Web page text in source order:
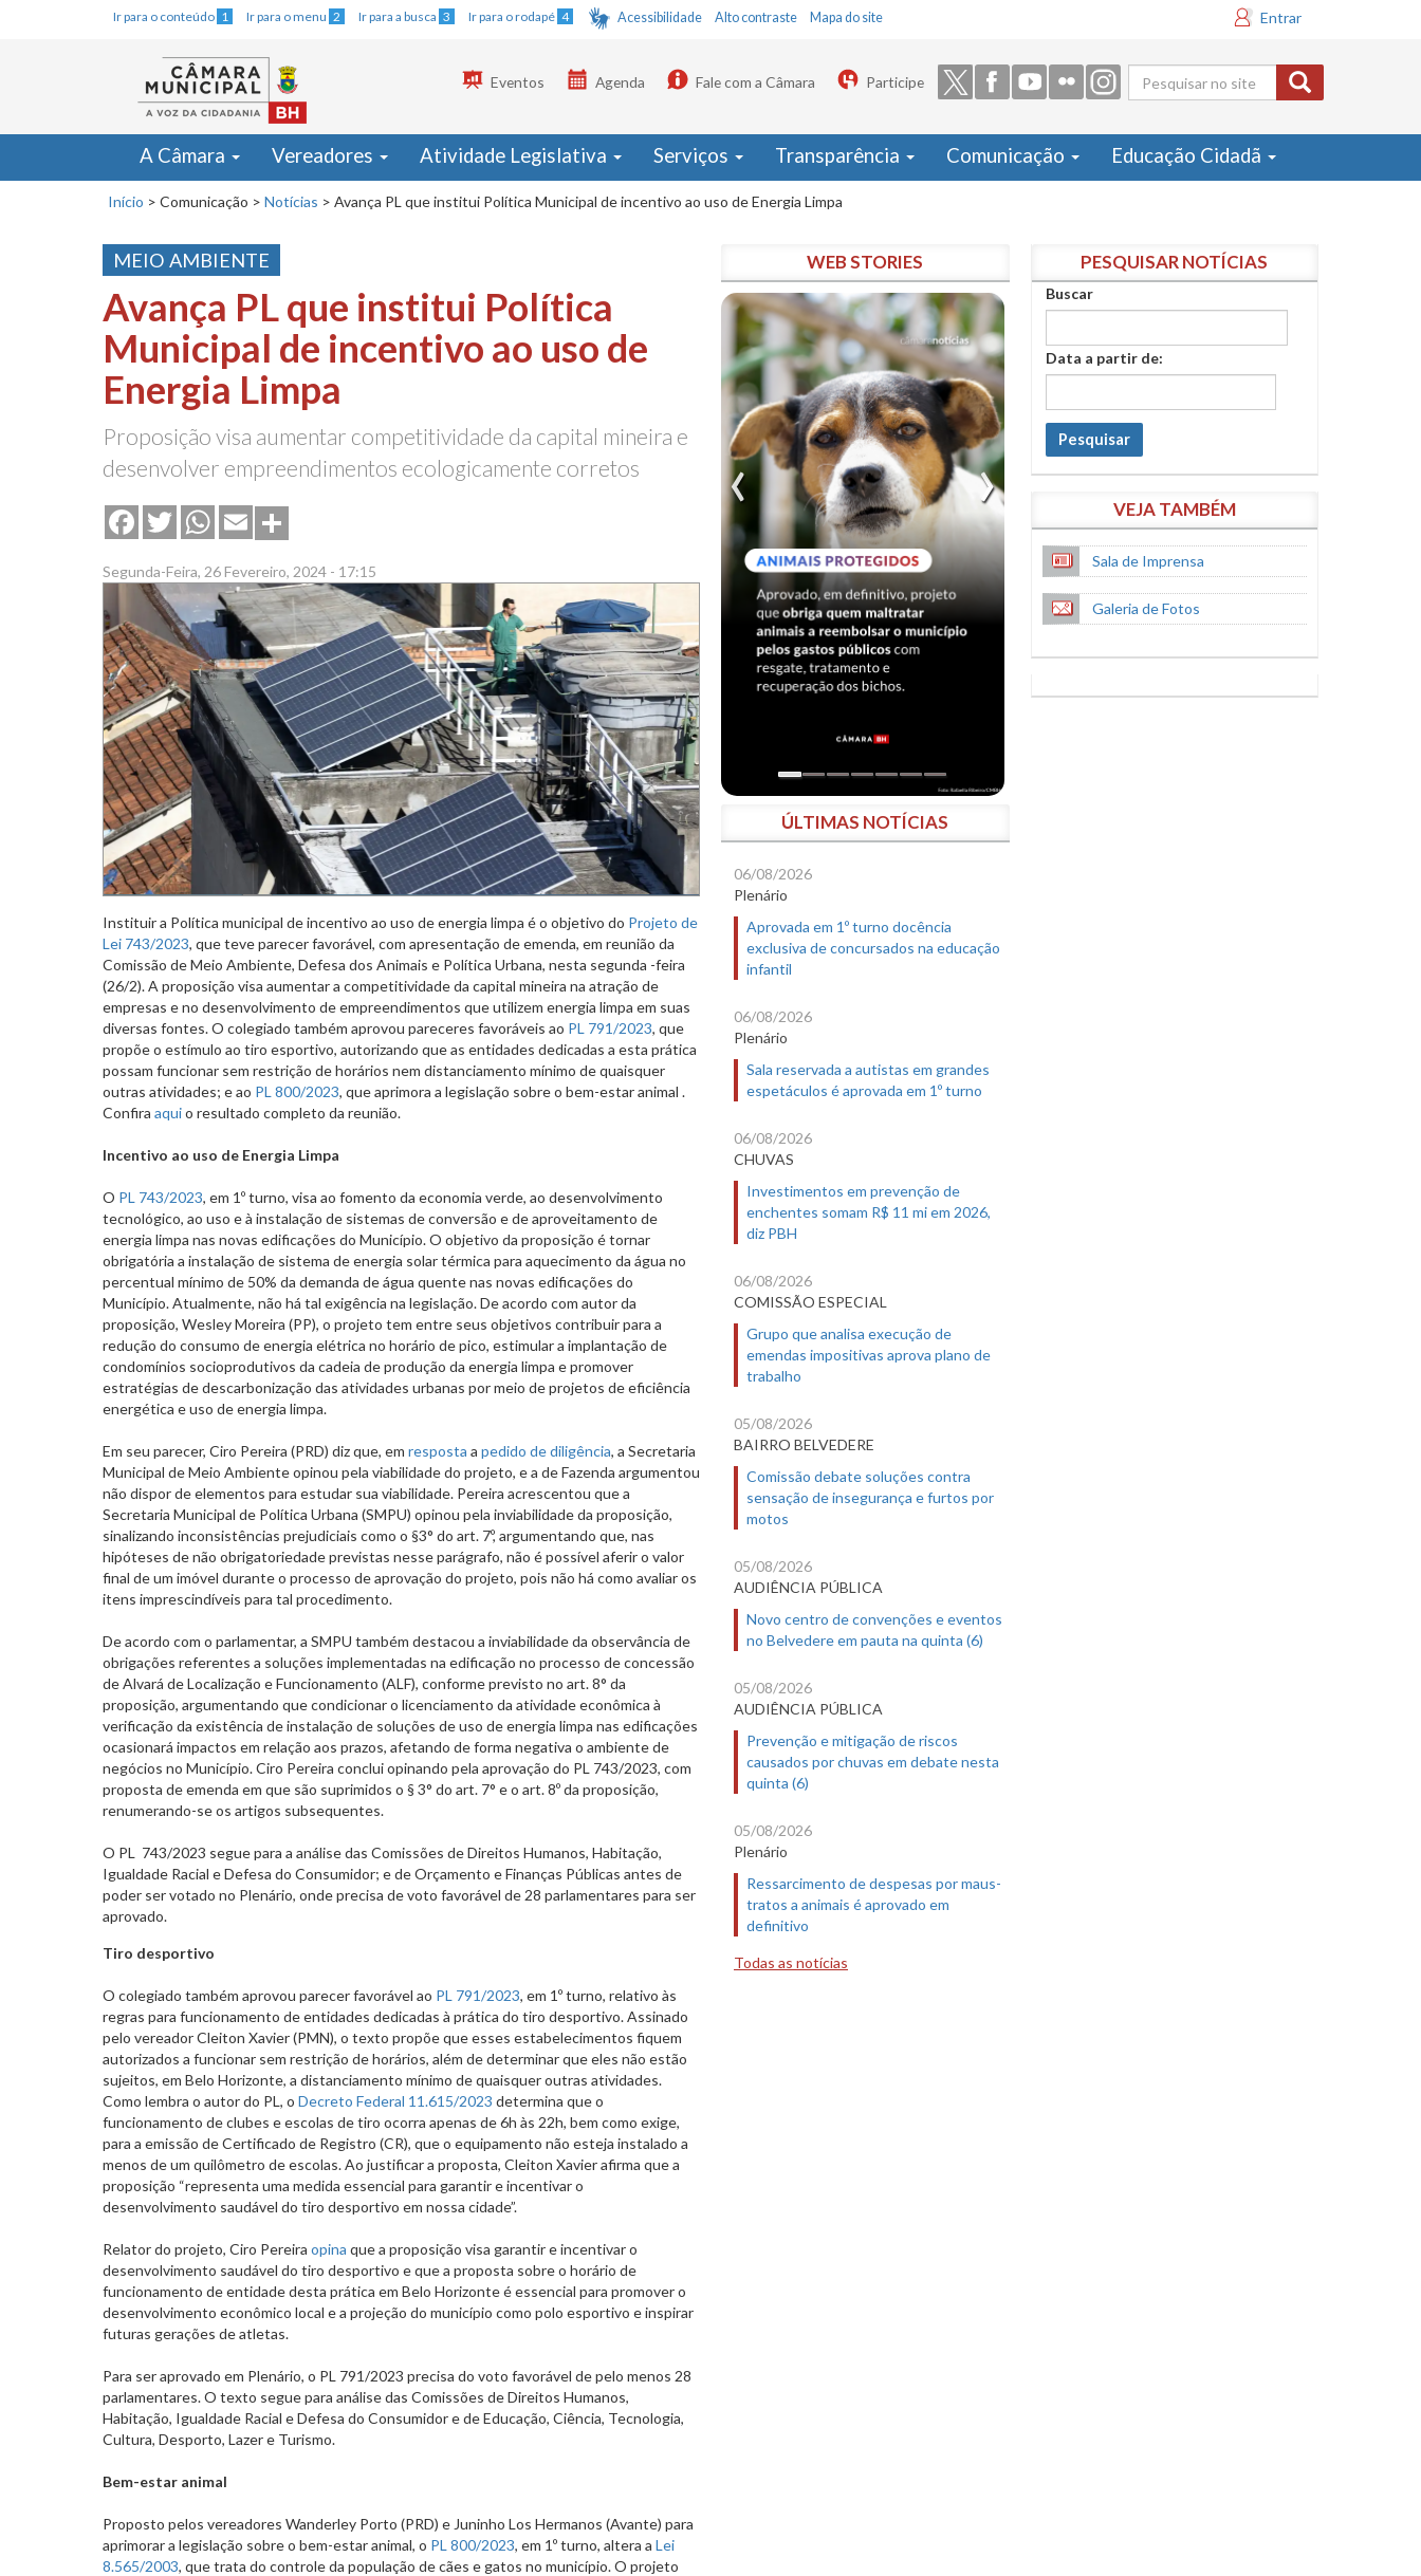
Ir para o conteúdo 1 Ir para o menu 2 Ir para a busca 3 Ir para o rodapé 4 Acessibilidade Alto contraste Mapa do site Entrar
Formulário
de busca
Eventos Agenda Fale com a Câmara Participe
A Câmara Vereadores Atividade Legislativa Serviços Transparência Comunicação Educação Cidadã
Início > Comunicação > Notícias > Avança PL que institui Política Municipal de incentivo ao uso de Energia Limpa
MEIO AMBIENTE
Avança PL que institui Política
Municipal de incentivo ao uso de
Energia Limpa
Proposição visa aumentar competitividade da capital mineira e
desenvolver empreendimentos ecologicamente corretos
FacebookTwitterWhatsApp
Email
Segunda-Feira, 26 Fevereiro, 2024 - 17:15
Instituir a Política municipal de incentivo ao uso de energia limpa é o objetivo do Projeto de
Lei 743/2023, que teve parecer favorável, com apresentação de emenda, em reunião da
Comissão de Meio Ambiente, Defesa dos Animais e Política Urbana, nesta segunda -feira
(26/2). A proposição visa aumentar a competitividade da capital mineira na atração de
empresas e no desenvolvimento de empreendimentos que utilizem energia limpa em suas
diversas fontes. O colegiado também aprovou pareceres favoráveis ao PL 791/2023, que
propõe o estímulo ao tiro esportivo, autorizando que as entidades dedicadas a esta prática
possam funcionar sem restrição de horários nem distanciamento mínimo de quaisquer
outras atividades; e ao PL 800/2023, que aprimora a legislação sobre o bem-estar animal .
Confira aquio resultado completo da reunião.
Incentivo ao uso de Energia Limpa
O PL 743/2023, em 1º turno, visa ao fomento da economia verde, ao desenvolvimento
tecnológico, ao uso e à instalação de sistemas de conversão e de aproveitamento de
energia limpa nas novas edificações do Município. O objetivo da proposição é tornar
obrigatória a instalação de sistema de energia solar térmica para aquecimento da água no
percentual mínimo de 50% da demanda de água quente nas novas edificações do
Município. Atualmente, não há tal exigência na legislação. De acordo com autor da
proposição, Wesley Moreira (PP), o projeto tem entre seus objetivos contribuir para a
redução do consumo de energia elétrica no horário de pico, estimular a implantação de
condomínios socioprodutivos da cadeia de produção da energia limpa e promover
estratégias de descarbonização das atividades urbanas por meio de projetos de eficiência
energética e uso de energia limpa.
Em seu parecer, Ciro Pereira (PRD) diz que, em resposta a pedido de diligência, a Secretaria
Municipal de Meio Ambiente opinou pela viabilidade do projeto, e a de Fazenda argumentou
não dispor de elementos para estudar sua viabilidade. Pereira acrescentou que a
Secretaria Municipal de Política Urbana (SMPU) opinou pela inviabilidade da proposição,
sinalizando inconsistências prejudiciais como o §3° do art. 7º, argumentando que, nas
hipóteses de não obrigatoriedade previstas nesse parágrafo, não é possível aferir o valor
final de um imóvel durante o processo de aprovação do projeto, pois não há como avaliar os
itens imprescindíveis para tal procedimento.
De acordo com o parlamentar, a SMPU também destacou a inviabilidade da observância de
obrigações referentes a soluções implementadas na edificação no processo de concessão
de Alvará de Localização e Funcionamento (ALF), conforme previsto no art. 8° da
proposição, argumentando que condicionar o licenciamento da atividade econômica à
verificação da existência de instalação de soluções de uso de energia limpa nas edificações
ocasionará impactos em relação aos prazos, afetando de forma negativa o ambiente de
negócios no Município. Ciro Pereira conclui opinando pela aprovação do PL 743/2023, com
proposta de emenda em que são suprimidos o § 3° do art. 7° e o art. 8º da proposição,
renumerando-se os artigos subsequentes.
O PL 743/2023 segue para a análise das Comissões de Direitos Humanos, Habitação,
Igualdade Racial e Defesa do Consumidor; e de Orçamento e Finanças Públicas antes de
poder ser votado no Plenário, onde precisa de voto favorável de 28 parlamentares para ser
aprovado.
Tiro desportivo
O colegiado também aprovou parecer favorável ao PL 791/2023, em 1º turno, relativo às
regras para funcionamento de entidades dedicadas à prática do tiro desportivo. Assinado
pelo vereador Cleiton Xavier (PMN), o texto propõe que esses estabelecimentos fiquem
autorizados a funcionar sem restrição de horários, além de determinar que eles não estão
sujeitos, em Belo Horizonte, a distanciamento mínimo de quaisquer outras atividades.
Como lembra o autor do PL, o Decreto Federal 11.615/2023 determina que o
funcionamento de clubes e escolas de tiro ocorra apenas de 6h às 22h, bem como exige,
para a emissão de Certificado de Registro (CR), que o equipamento não esteja instalado a
menos de um quilômetro de escolas. Ao justificar a proposta, Cleiton Xavier afirma que a
proposição “representa uma medida essencial para garantir e incentivar o
desenvolvimento saudável do tiro desportivo em nossa cidade”.
Relator do projeto, Ciro Pereira opina que a proposição visa garantir e incentivar o
desenvolvimento saudável do tiro desportivo e que a proposta sobre o horário de
funcionamento de entidade desta prática em Belo Horizonte é essencial para promover o
desenvolvimento econômico local e a projeção do município como polo esportivo e inspirar
futuras gerações de atletas.
Para ser aprovado em Plenário, o PL 791/2023 precisa do voto favorável de pelo menos 28
parlamentares. O texto segue para análise das Comissões de Direitos Humanos,
Habitação, Igualdade Racial e Defesa do Consumidor e de Educação, Ciência, Tecnologia,
Cultura, Desporto, Lazer e Turismo.
Bem-estar animal
Proposto pelos vereadores Wanderley Porto (PRD) e Juninho Los Hermanos (Avante) para
aprimorar a legislação sobre o bem-estar animal, o PL 800/2023, em 1º turno, altera a Lei
8.565/2003, que trata do controle da população de cães e gatos no município. O projeto
WEB STORIES
ÚLTIMAS NOTÍCIAS
06/08/2026
Plenário
Aprovada em 1º turno docência
exclusiva de concursados na educação
infantil
06/08/2026
Plenário
Sala reservada a autistas em grandes
espetáculos é aprovada em 1º turno
06/08/2026
CHUVAS
Investimentos em prevenção de
enchentes somam R$ 11 mi em 2026,
diz PBH
06/08/2026
COMISSÃO ESPECIAL
Grupo que analisa execução de
emendas impositivas aprova plano de
trabalho
05/08/2026
BAIRRO BELVEDERE
Comissão debate soluções contra
sensação de insegurança e furtos por
motos
05/08/2026
AUDIÊNCIA PÚBLICA
Novo centro de convenções e eventos
no Belvedere em pauta na quinta (6)
05/08/2026
AUDIÊNCIA PÚBLICA
Prevenção e mitigação de riscos
causados por chuvas em debate nesta
quinta (6)
05/08/2026
Plenário
Ressarcimento de despesas por maus-
tratos a animais é aprovado em
definitivo
Todas as notícias
PESQUISAR NOTÍCIAS
Buscar
Data a partir de:
Pesquisar
VEJA TAMBÉM
Sala de Imprensa
Galeria de Fotos